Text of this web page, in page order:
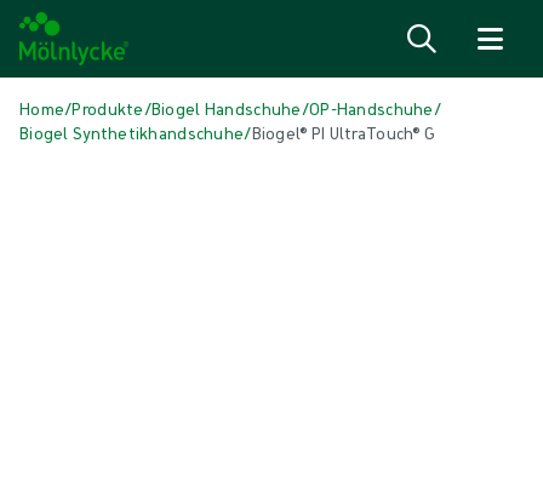
Home/Produkte/Biogel Handschuhe/OP-Handschuhe/
Biogel Synthetikhandschuhe/Biogel® PI UltraTouch® G